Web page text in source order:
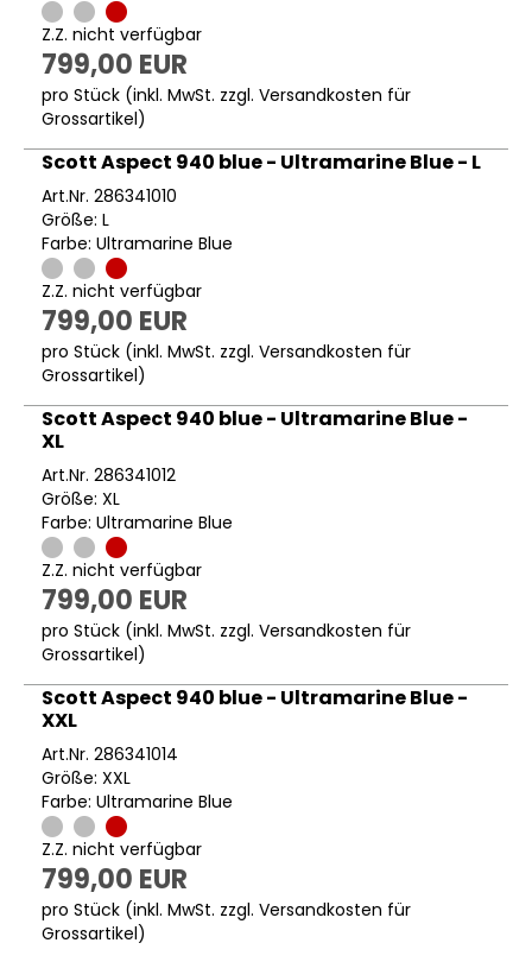
Z.Z. nicht verfügbar
799,00 EUR
pro Stück (inkl. MwSt. zzgl. Versandkosten für
Grossartikel)
Scott Aspect 940 blue - Ultramarine Blue - L
Art.Nr. 286341010
Größe: L
Farbe: Ultramarine Blue
Z.Z. nicht verfügbar
799,00 EUR
pro Stück (inkl. MwSt. zzgl. Versandkosten für
Grossartikel)
Scott Aspect 940 blue - Ultramarine Blue -
XL
Art.Nr. 286341012
Größe: XL
Farbe: Ultramarine Blue
Z.Z. nicht verfügbar
799,00 EUR
pro Stück (inkl. MwSt. zzgl. Versandkosten für
Grossartikel)
Scott Aspect 940 blue - Ultramarine Blue -
XXL
Art.Nr. 286341014
Größe: XXL
Farbe: Ultramarine Blue
Z.Z. nicht verfügbar
799,00 EUR
pro Stück (inkl. MwSt. zzgl. Versandkosten für
Grossartikel)